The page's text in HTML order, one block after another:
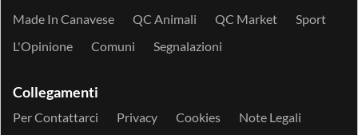
Made In Canavese
QC Animali QC Market
Sport
L'Opinione
Comuni Segnalazioni
Collegamenti
Per Contattarci Privacy Cookies
Note Legali